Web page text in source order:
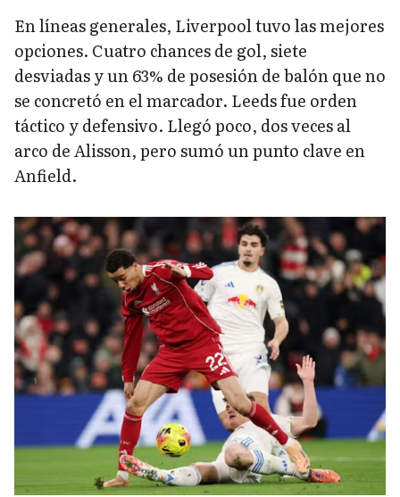
En líneas generales, Liverpool tuvo las mejores
opciones. Cuatro chances de gol, siete
desviadas y un 63% de posesión de balón que no
se concretó en el marcador. Leeds fue orden
táctico y defensivo. Llegó poco, dos veces al
arco de Alisson, pero sumó un punto clave en
Anfield.